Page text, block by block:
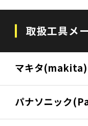
取扱工具メ
マキタ(makita)
パナソニック